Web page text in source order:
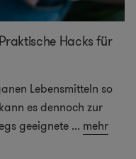
Hacks für
Lebensmitteln so
es dennoch zur
geeignete ... mehr